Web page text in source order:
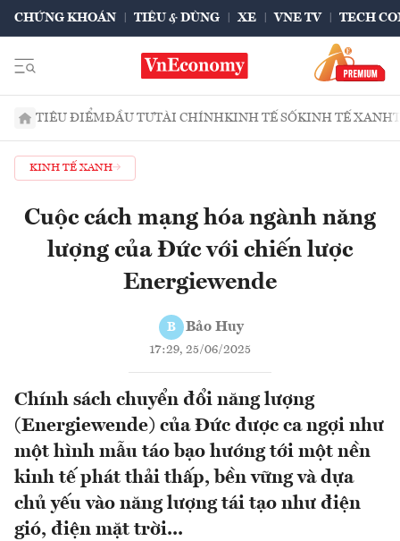
CHỨNG KHOÁN TIÊU & DÙNG XE VNE TV TECH
TIÊU ĐIỂMĐẦU TƯTÀI CHÍNHKINH TẾ SỐKINH TẾ XANH
KINH TẾ XANH
Cuộc cách mạng hóa ngành năng
lượng của Đức với chiến lược
Energiewende
B Bảo Huy
17:29, 25/06/2025
Chính sách chuyển đổi năng lượng
(Energiewende) của Đức được ca ngợi như
một hình mẫu táo bạo hướng tới một nền
kinh tế phát thải thấp, bền vững và dựa
chủ yếu vào năng lượng tái tạo như điện
gió, điện mặt trời...